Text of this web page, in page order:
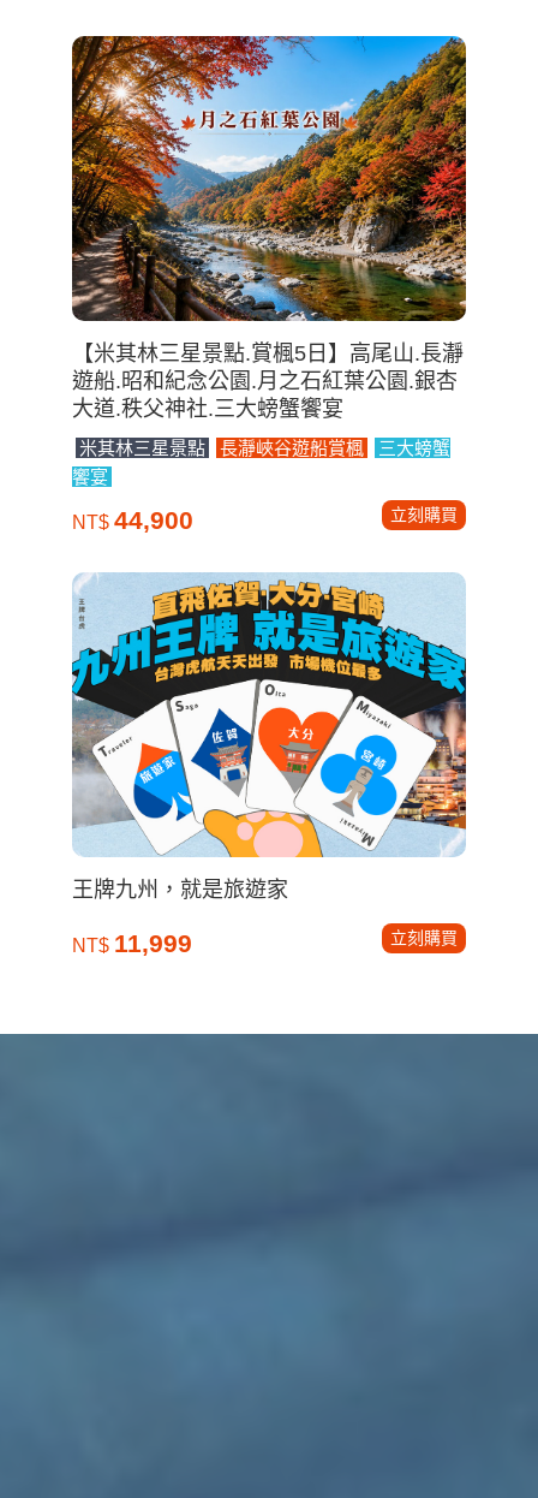
【米其林三星景點.賞楓5日】高尾山.長瀞
遊船.昭和紀念公園.月之石紅葉公園.銀杏
大道.秩父神社.三大螃蟹饗宴
米其林三星景點 長瀞峽谷遊船賞楓
三大螃蟹
饗宴
NT$ 44,900 立刻購買
王牌九州，就是旅遊家
NT$ 11,999 立刻購買